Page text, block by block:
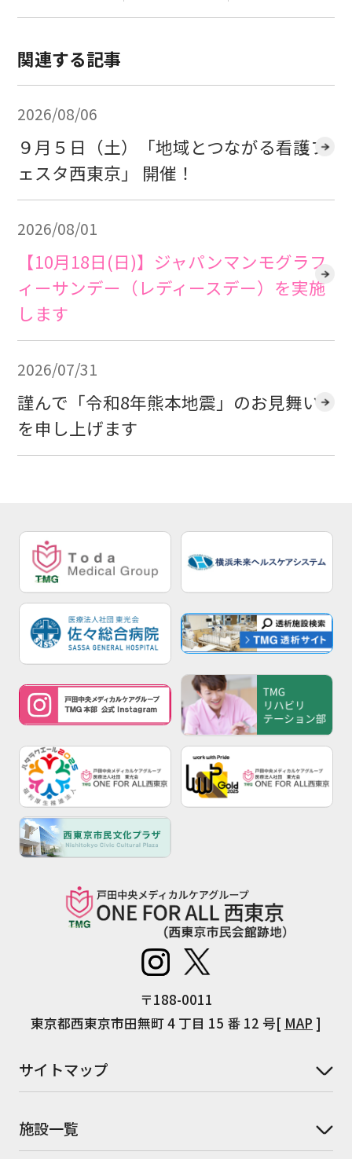
関連する記事
2026/08/06
９月５日（土）「地域とつながる看護フ
ェスタ西東京」 開催！
2026/08/01
【10月18日(日)】ジャパンマンモグラフ
ィーサンデー（レディースデー）を実施
します
2026/07/31
謹んで「令和8年熊本地震」のお見舞い
を申し上げます
〒188-0011
東京都西東京市田無町 4 丁目 15 番 12 号[ MAP ]
サイトマップ
施設一覧